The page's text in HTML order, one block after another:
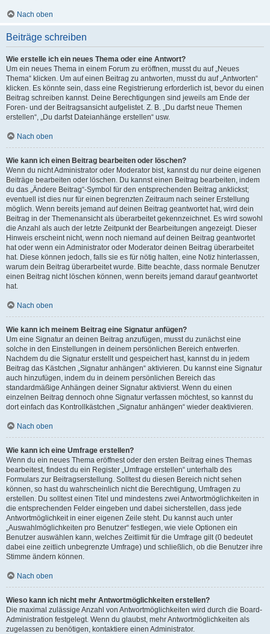
Nach oben
Beiträge schreiben
Wie erstelle ich ein neues Thema oder eine Antwort?
Um ein neues Thema in einem Forum zu eröffnen, musst du auf „Neues
Thema“ klicken. Um auf einen Beitrag zu antworten, musst du auf „Antworten“
klicken. Es könnte sein, dass eine Registrierung erforderlich ist, bevor du einen
Beitrag schreiben kannst. Deine Berechtigungen sind jeweils am Ende der
Foren- und der Beitragsansicht aufgelistet. Z. B. „Du darfst neue Themen
erstellen“, „Du darfst Dateianhänge erstellen“ usw.
Nach oben
Wie kann ich einen Beitrag bearbeiten oder löschen?
Wenn du nicht Administrator oder Moderator bist, kannst du nur deine eigenen
Beiträge bearbeiten oder löschen. Du kannst einen Beitrag bearbeiten, indem
du das „Ändere Beitrag“-Symbol für den entsprechenden Beitrag anklickst;
eventuell ist dies nur für einen begrenzten Zeitraum nach seiner Erstellung
möglich. Wenn bereits jemand auf deinen Beitrag geantwortet hat, wird dein
Beitrag in der Themenansicht als überarbeitet gekennzeichnet. Es wird sowohl
die Anzahl als auch der letzte Zeitpunkt der Bearbeitungen angezeigt. Dieser
Hinweis erscheint nicht, wenn noch niemand auf deinen Beitrag geantwortet
hat oder wenn ein Administrator oder Moderator deinen Beitrag überarbeitet
hat. Diese können jedoch, falls sie es für nötig halten, eine Notiz hinterlassen,
warum dein Beitrag überarbeitet wurde. Bitte beachte, dass normale Benutzer
einen Beitrag nicht löschen können, wenn bereits jemand darauf geantwortet
hat.
Nach oben
Wie kann ich meinem Beitrag eine Signatur anfügen?
Um eine Signatur an deinen Beitrag anzufügen, musst du zunächst eine
solche in den Einstellungen in deinem persönlichen Bereich entwerfen.
Nachdem du die Signatur erstellt und gespeichert hast, kannst du in jedem
Beitrag das Kästchen „Signatur anhängen“ aktivieren. Du kannst eine Signatur
auch hinzufügen, indem du in deinem persönlichen Bereich das
standardmäßige Anhängen deiner Signatur aktivierst. Wenn du einen
einzelnen Beitrag dennoch ohne Signatur verfassen möchtest, so kannst du
dort einfach das Kontrollkästchen „Signatur anhängen“ wieder deaktivieren.
Nach oben
Wie kann ich eine Umfrage erstellen?
Wenn du ein neues Thema eröffnest oder den ersten Beitrag eines Themas
bearbeitest, findest du ein Register „Umfrage erstellen“ unterhalb des
Formulars zur Beitragserstellung. Solltest du diesen Bereich nicht sehen
können, so hast du wahrscheinlich nicht die Berechtigung, Umfragen zu
erstellen. Du solltest einen Titel und mindestens zwei Antwortmöglichkeiten in
die entsprechenden Felder eingeben und dabei sicherstellen, dass jede
Antwortmöglichkeit in einer eigenen Zeile steht. Du kannst auch unter
„Auswahlmöglichkeiten pro Benutzer“ festlegen, wie viele Optionen ein
Benutzer auswählen kann, welches Zeitlimit für die Umfrage gilt (0 bedeutet
dabei eine zeitlich unbegrenzte Umfrage) und schließlich, ob die Benutzer ihre
Stimme ändern können.
Nach oben
Wieso kann ich nicht mehr Antwortmöglichkeiten erstellen?
Die maximal zulässige Anzahl von Antwortmöglichkeiten wird durch die Board-
Administration festgelegt. Wenn du glaubst, mehr Antwortmöglichkeiten als
zugelassen zu benötigen, kontaktiere einen Administrator.